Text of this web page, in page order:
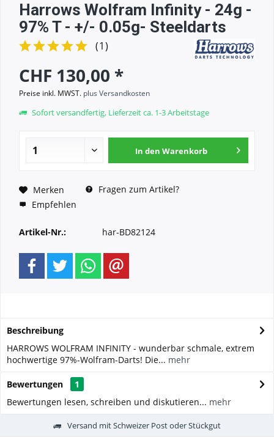
Harrows Wolfram Infinity - 24g -
97% T - +/- 0.05g- Steeldarts
(1)
CHF 130,00 *
Preise inkl. MWST. plus Versandkosten
Sofort versandfertig, Lieferzeit ca. 1-3 Arbeitstage
In den Warenkorb
Merken
Fragen zum Artikel?
Empfehlen
Artikel-Nr.: har-BD82124
Beschreibung
HARROWS WOLFRAM INFINITY - wunderbar schmale, extrem
hochwertige 97%-Wolfram-Darts! Die... mehr
Bewertungen
1
Bewertungen lesen, schreiben und diskutieren... mehr
Versand mit Schweizer Post oder Stückgut